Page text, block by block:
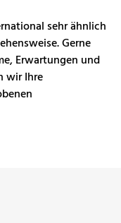
sehr ähnlich
Gerne
Erwartungen und
wir Ihre